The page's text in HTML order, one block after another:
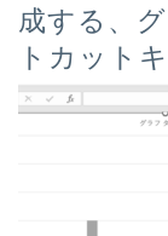
成する、
トカット